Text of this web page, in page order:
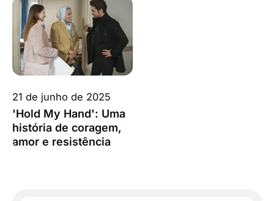
21 de junho de 2025
'Hold My Hand': Uma
história de coragem,
amor e resistência